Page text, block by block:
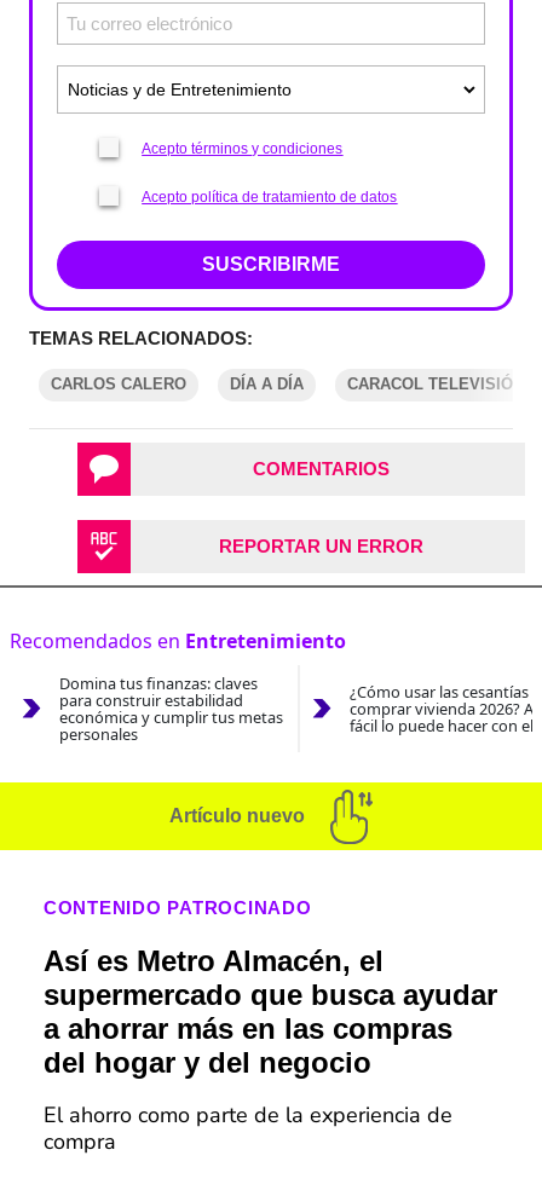
Acepto términos y condiciones
Acepto política de tratamiento de datos
SUSCRIBIRME
TEMAS RELACIONADOS:
CARLOS CALERO DÍA A DÍA CARACOL TELEVISIÓN
COMENTARIOS
REPORTAR UN ERROR
Recomendados en Entretenimiento
Domina tus finanzas: claves
para construir estabilidad
económica y cumplir tus metas
personales
¿Cómo usar las cesantías
comprar vivienda 2026?
fácil lo puede hacer con el
Artículo nuevo
CONTENIDO PATROCINADO
Así es Metro Almacén, el
supermercado que busca ayudar
a ahorrar más en las compras
del hogar y del negocio
El ahorro como parte de la experiencia de
compra